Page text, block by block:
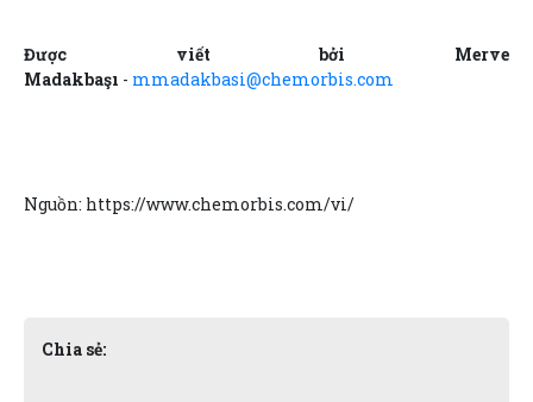
Được viết bởi Merve
Madakbaşı - mmadakbasi@chemorbis.com
Nguồn: https://www.chemorbis.com/vi/
Chia sẻ: